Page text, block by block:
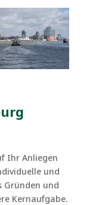
Ihr Anliegen
und
Gründen und
Kernaufgabe.